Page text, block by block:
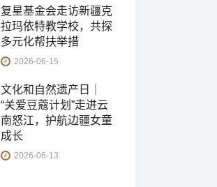
复星基金会走访新疆克
拉玛依特教学校，共探
多元化帮扶举措
2026-06-15
文化和自然遗产日｜
“关爱豆蔻计划”走进云
南怒江，护航边疆女童
成长
2026-06-13